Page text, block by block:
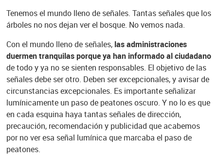
Tenemos el mundo lleno de señales. Tantas señales que los
árboles no nos dejan ver el bosque. No vemos nada.
Con el mundo lleno de señales, las administraciones
duermen tranquilas porque ya han informado al ciudadano
de todo y ya no se sienten responsables. El objetivo de las
señales debe ser otro. Deben ser excepcionales, y avisar de
circunstancias excepcionales. Es importante señalizar
lumínicamente un paso de peatones oscuro. Y no lo es que
en cada esquina haya tantas señales de dirección,
precaución, recomendación y publicidad que acabemos
por no ver esa señal lumínica que marcaba el paso de
peatones.